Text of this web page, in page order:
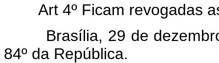
Art 4º Ficam revogadas
Brasília, 29 de dezembro
84º da República.